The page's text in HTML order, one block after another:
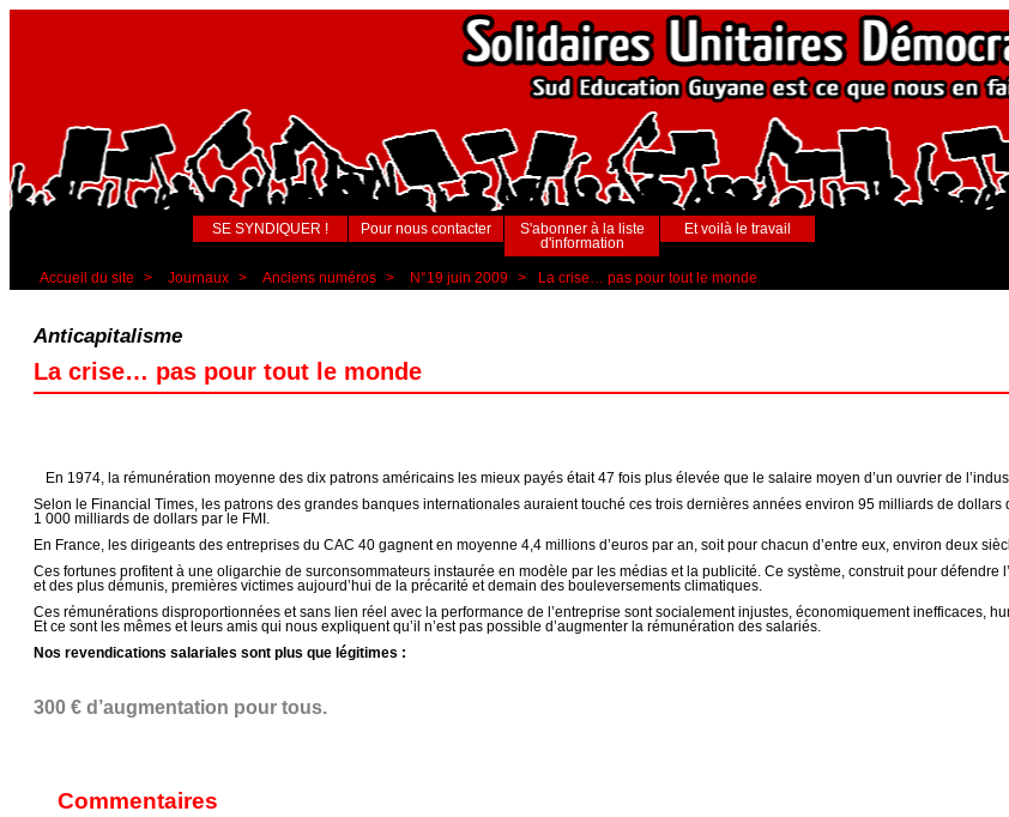
SE SYNDIQUER ! Pour nous contacter
S'abonner à la liste
d'information
Et voilà le travail
Accueil du site > Journaux > Anciens numéros > N°19 juin 2009 > La crise… pas pour tout le monde
Anticapitalisme
La crise… pas pour tout le monde
En 1974, la rémunération moyenne des dix patrons américains les mieux payés était 47 fois plus élevée que le salaire moyen d’un ouvrier de
Selon le Financial Times, les patrons des grandes banques internationales auraient touché ces trois dernières années environ 95 milliards de
1 000 milliards de dollars par le FMI.
En France, les dirigeants des entreprises du CAC 40 gagnent en moyenne 4,4 millions d’euros par an, soit pour chacun d’entre eux, environ deux
Ces fortunes profitent à une oligarchie de surconsommateurs instaurée en modèle par les médias et la publicité. Ce système, construit pour
et des plus démunis, premières victimes aujourd’hui de la précarité et demain des bouleversements climatiques.
Ces rémunérations disproportionnées et sans lien réel avec la performance de l’entreprise sont socialement injustes, économiquement inefficaces,
Et ce sont les mêmes et leurs amis qui nous expliquent qu’il n’est pas possible d’augmenter la rémunération des salariés.
Nos revendications salariales sont plus que légitimes :
300 € d’augmentation pour tous.
Commentaires